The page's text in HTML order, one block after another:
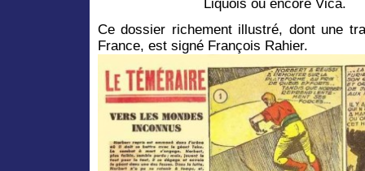
Liquois ou encore Vica.
Ce dossier richement illustré, dont une
France, est signé François Rahier.